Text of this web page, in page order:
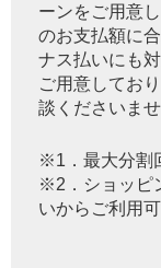
ーンをご用意
のお支払額に
ナス払いにも
ご用意してお
談くださいませ
※1．最大分割
※2．ショッピ
いからご利用可